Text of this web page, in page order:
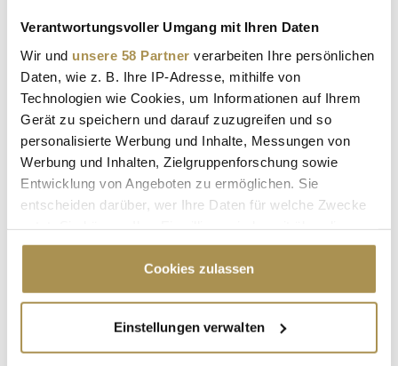
Verantwortungsvoller Umgang mit Ihren Daten
Wir und unsere 58 Partner verarbeiten Ihre persönlichen
Daten, wie z. B. Ihre IP-Adresse, mithilfe von
Technologien wie Cookies, um Informationen auf Ihrem
Gerät zu speichern und darauf zuzugreifen und so
personalisierte Werbung und Inhalte, Messungen von
Werbung und Inhalten, Zielgruppenforschung sowie
Entwicklung von Angeboten zu ermöglichen. Sie
entscheiden darüber, wer Ihre Daten für welche Zwecke
Cookie-Erklärung oder durch Klicken auf das Privacy
Trigger Symbol ändern oder widerrufen
Informationen über Ihre geografische Lage
erfassen, welche bis auf einige Meter genau sein
Cookies zulassen
Einstellungen verwalten